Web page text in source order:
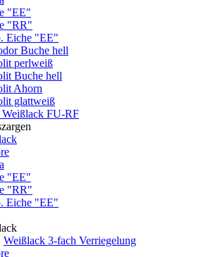
"EE"
"RR"
Eiche "EE"
Buche hell
perlweiß
Buche hell
Ahorn
glattweiß
Weißlack FU-RF
"EE"
"RR"
Eiche "EE"
Weißlack 3-fach Verriegelung